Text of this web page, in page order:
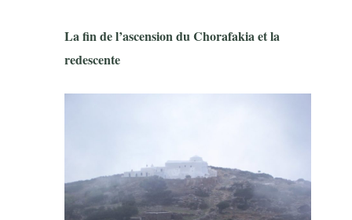
La fin de l’ascension du Chorafakia et la
redescente